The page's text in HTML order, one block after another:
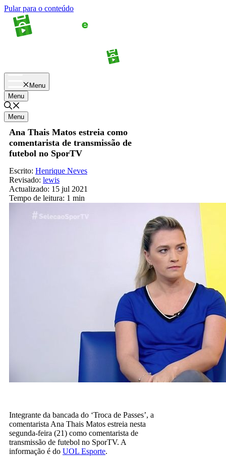
Pular para o conteúdo
Menu
Menu
Menu
Ana Thais Matos estreia como
comentarista de transmissão de
futebol no SporTV
Escrito: Henrique Neves
Revisado: lewis
Actualizado: 15 jul 2021
Tempo de leitura: 1 min
Integrante da bancada do ‘Troca de Passes’, a
comentarista Ana Thais Matos estreia nesta
segunda-feira (21) como comentarista de
transmissão de futebol no SporTV. A
informação é do UOL Esporte.